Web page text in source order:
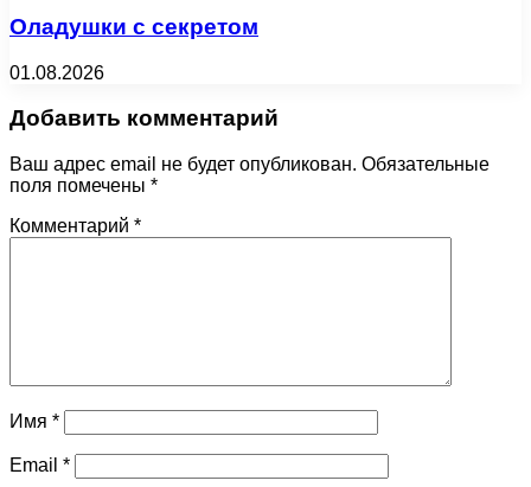
Оладушки с секретом
01.08.2026
Добавить комментарий
Ваш адрес email не будет опубликован. Обязательные
поля помечены *
Комментарий *
Имя *
Email *